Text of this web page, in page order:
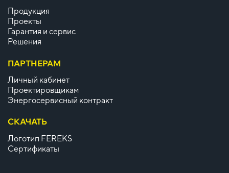
Продукция
Проекты
Гарантия и сервис
Решения
ПАРТНЕРАМ
Личный кабинет
Проектировщикам
Энергосервисный контракт
СКАЧАТЬ
Логотип FEREKS
Сертификаты